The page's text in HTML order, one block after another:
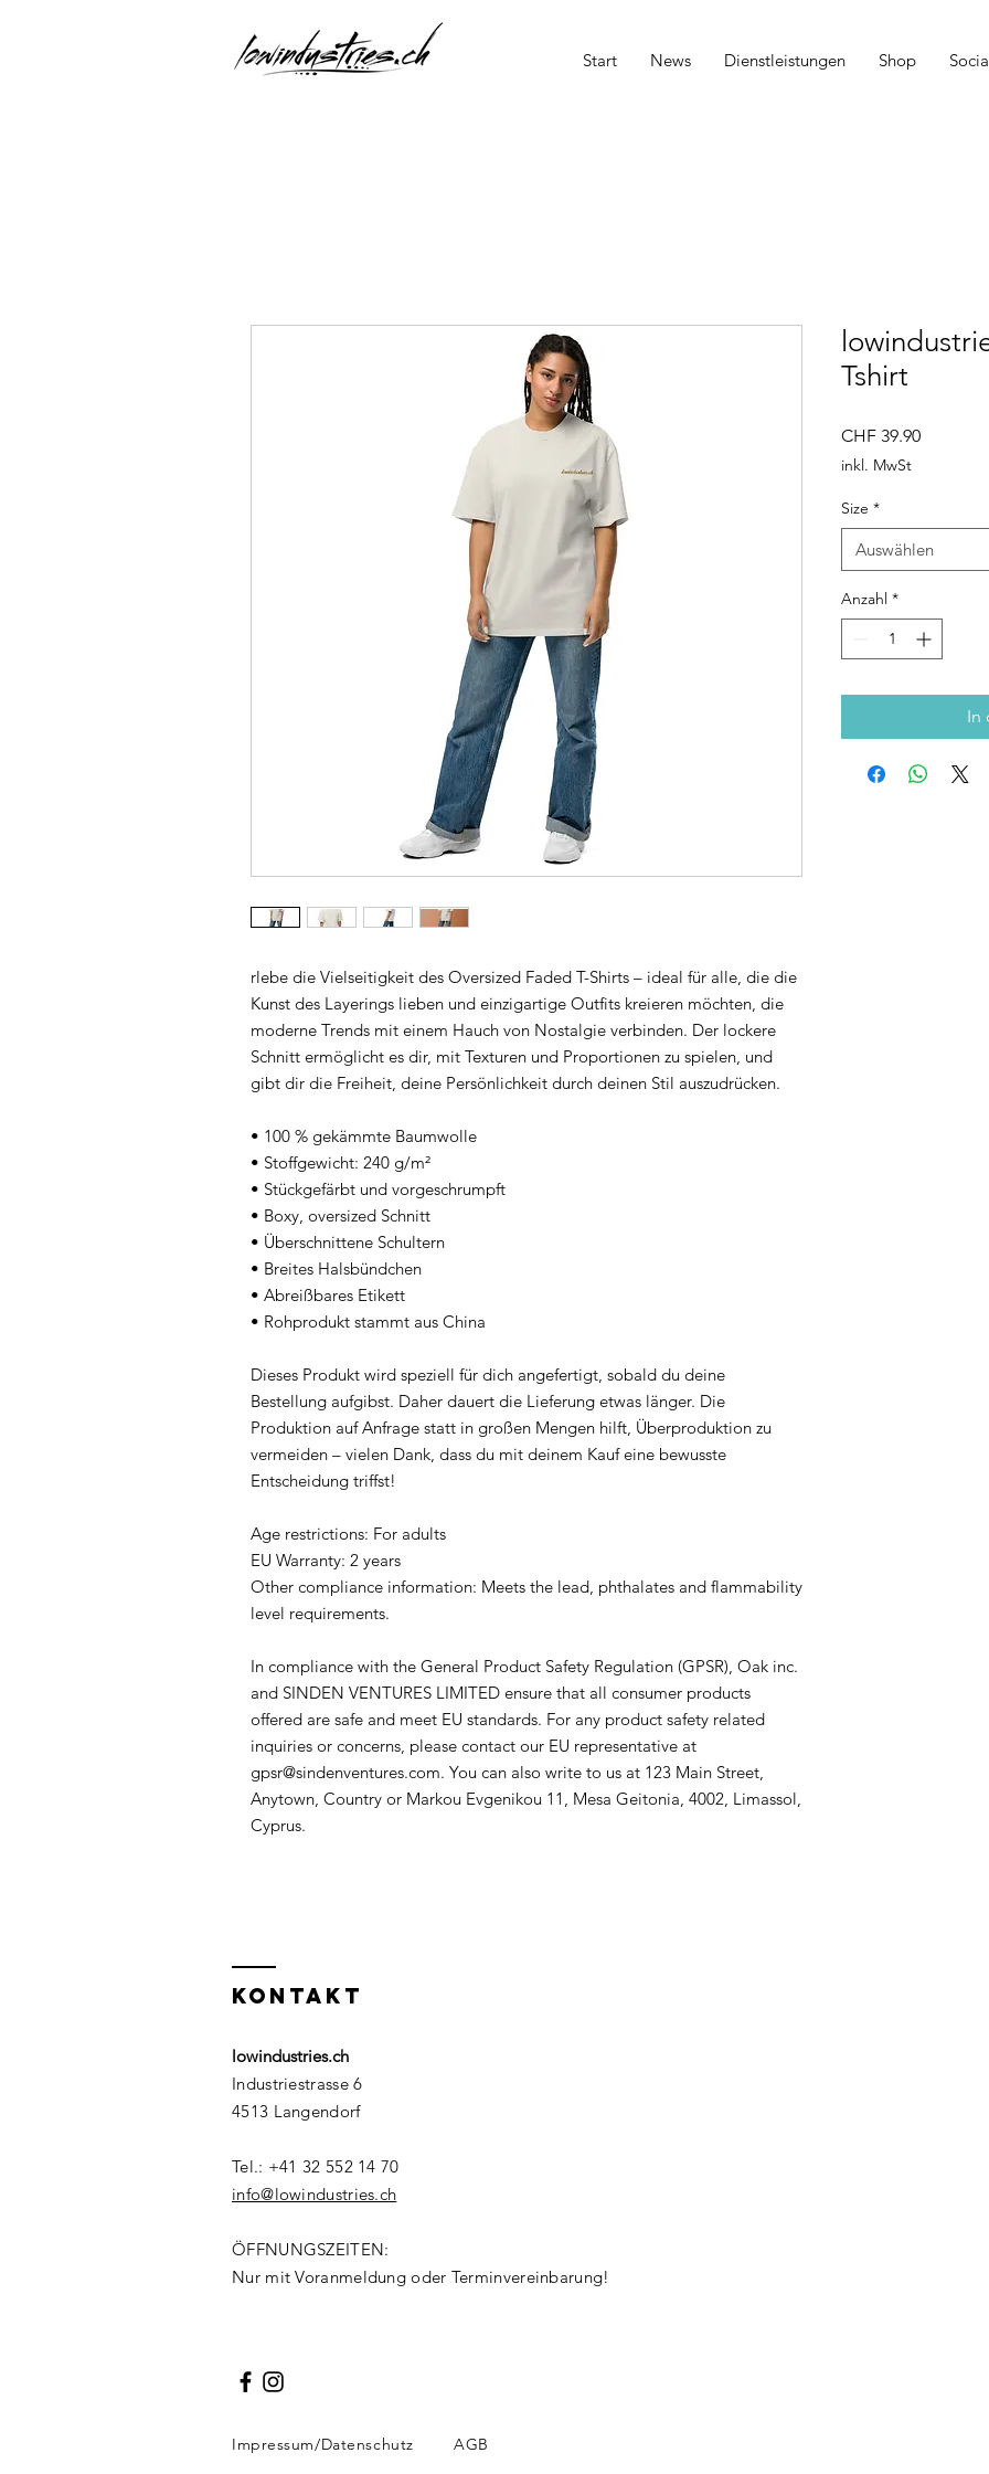
Start News Dienstleistungen Shop
rlebe die Vielseitigkeit des Oversized Faded T-Shirts – ideal für alle, die die
Kunst des Layerings lieben und einzigartige Outfits kreieren möchten, die
moderne Trends mit einem Hauch von Nostalgie verbinden. Der lockere
Schnitt ermöglicht es dir, mit Texturen und Proportionen zu spielen, und
gibt dir die Freiheit, deine Persönlichkeit durch deinen Stil auszudrücken.
• 100 % gekämmte Baumwolle
• Stoffgewicht: 240 g/m²
• Stückgefärbt und vorgeschrumpft
• Boxy, oversized Schnitt
• Überschnittene Schultern
• Breites Halsbündchen
• Abreißbares Etikett
• Rohprodukt stammt aus China
Dieses Produkt wird speziell für dich angefertigt, sobald du deine
Bestellung aufgibst. Daher dauert die Lieferung etwas länger. Die
Produktion auf Anfrage statt in großen Mengen hilft, Überproduktion zu
vermeiden – vielen Dank, dass du mit deinem Kauf eine bewusste
Entscheidung triffst!
Age restrictions: For adults
EU Warranty: 2 years
Other compliance information: Meets the lead, phthalates and flammability
level requirements.
In compliance with the General Product Safety Regulation (GPSR), Oak inc.
and SINDEN VENTURES LIMITED ensure that all consumer products
offered are safe and meet EU standards. For any product safety related
gpsr@sindenventures.com. You can also write to us at 123 Main Street,
Anytown, Country or Markou Evgenikou 11, Mesa Geitonia, 4002, Limassol,
Cyprus.
Tshirt
CHF 39.90Preis
inkl. MwSt
Size *
Auswählen
Anzahl *
In
KONTAKT
lowindustries.ch
Industriestrasse 6
4513 Langendorf
Tel.: +41 32 552 14 70
info@lowindustries.ch
ÖFFNUNGSZEITEN:
Nur mit Voranmeldung oder Terminvereinbarung!
Impressum/Datenschutz AGB